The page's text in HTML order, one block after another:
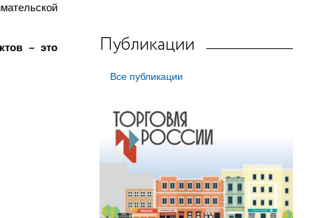
– это
Публикации
Все публикации